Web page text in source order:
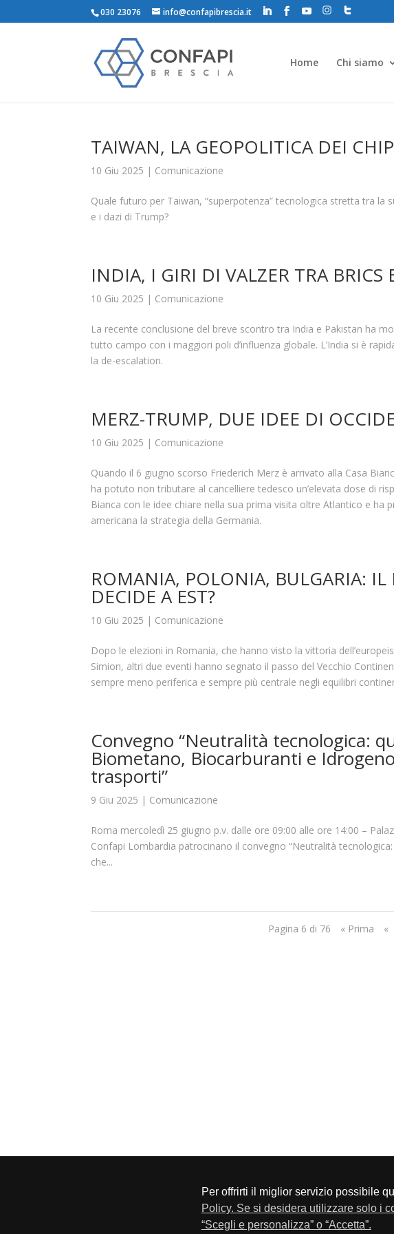
Per offrirti il miglior servizio possibile
Policy. Se si desidera utilizzare solo i
“Scegli e personalizza” o “Accetta”.
030 23076 info@confapibrescia.it
Home Chi siamo
TAIWAN, LA GEOPOLITICA DEI
10 Giu 2025 | Comunicazione
Quale futuro per Taiwan, “superpotenza” tecnologica stretta tra la
e i dazi di Trump?
INDIA, I GIRI DI VALZER TRA BRICS
10 Giu 2025 | Comunicazione
La recente conclusione del breve scontro tra India e Pakistan ha
tutto campo con i maggiori poli d’influenza globale. L’India si è
la de-escalation.
MERZ-TRUMP, DUE IDEE DI
10 Giu 2025 | Comunicazione
Quando il 6 giugno scorso Friederich Merz è arrivato alla Casa
ha potuto non tributare al cancelliere tedesco un’elevata dose di
Bianca con le idee chiare nella sua prima visita oltre Atlantico e
americana la strategia della Germania.
ROMANIA, POLONIA, BULGARIA: IL
DECIDE A EST?
10 Giu 2025 | Comunicazione
Dopo le elezioni in Romania, che hanno visto la vittoria
Simion, altri due eventi hanno segnato il passo del Vecchio
sempre meno periferica e sempre più centrale negli equilibri
Convegno “Neutralità tecnologica:
Biometano, Biocarburanti e
trasporti”
9 Giu 2025 | Comunicazione
Roma mercoledì 25 giugno p.v. dalle ore 09:00 alle ore 14:00 –
Confapi Lombardia patrocinano il convegno “Neutralità
che...
Pagina 6 di 76 « Prima «
Via F.Lippi, 30 25134 Brescia P.Iva